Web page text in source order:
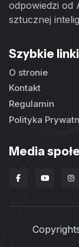
odpowiedzi od
sztucznej
Szybkie linki
O stronie
Kontakt
Regulamin
Polityka
Media